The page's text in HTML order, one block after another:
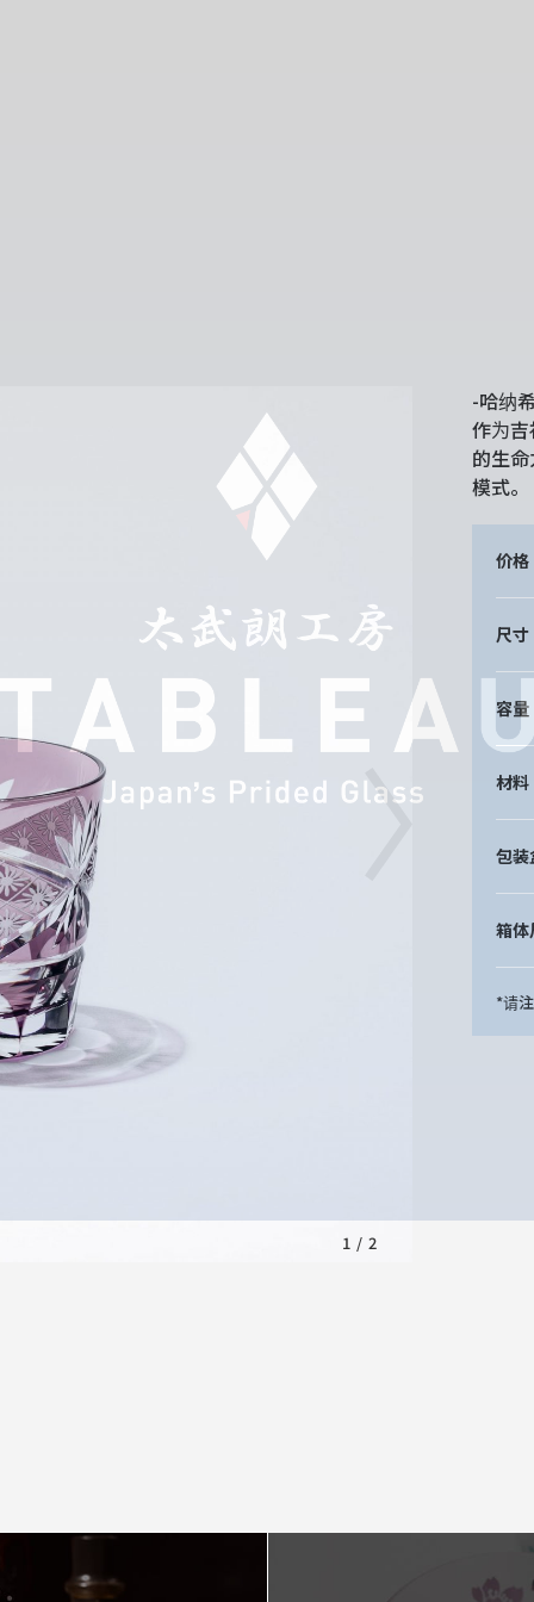
1 / 2
-哈纳
作为吉
的生
模式。
价格
尺寸
容量
材料
包
箱
*请